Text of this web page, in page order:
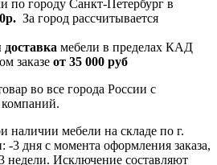
по городу Санкт-Петербург в
За город рассчитывается
доставка мебели в пределах КАД
заказе от 35 000 руб
во все города России с
наличии мебели на складе по г.
3 дня с момента оформления заказа,
недели. Исключение составляют